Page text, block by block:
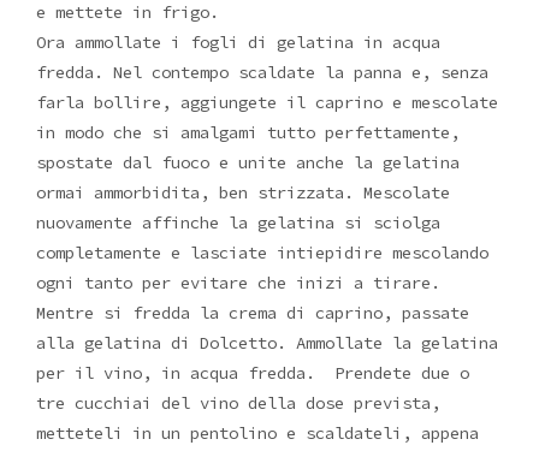
e mettete in frigo.
Ora ammollate i fogli di gelatina in acqua
fredda. Nel contempo scaldate la panna e, senza
farla bollire, aggiungete il caprino e mescolate
in modo che si amalgami tutto perfettamente,
spostate dal fuoco e unite anche la gelatina
ormai ammorbidita, ben strizzata. Mescolate
nuovamente affinche la gelatina si sciolga
completamente e lasciate intiepidire mescolando
ogni tanto per evitare che inizi a tirare.
Mentre si fredda la crema di caprino, passate
alla gelatina di Dolcetto. Ammollate la gelatina
per il vino, in acqua fredda. Prendete due o
tre cucchiai del vino della dose prevista,
metteteli in un pentolino e scaldateli, appena